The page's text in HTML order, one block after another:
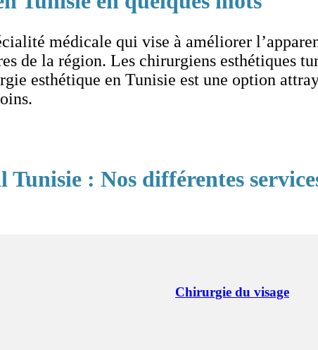
médicale qui vise à améliorer
de la région. Les chirurgiens esthétiques
esthétique en Tunisie est une option
Tunisie : Nos différentes
Chirurgie du visage